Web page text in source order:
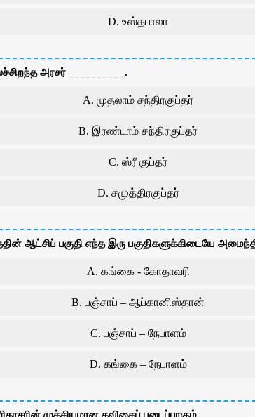
D. உஸ்தபாலா
அரசர் __________.
A. முதலாம் சந்திரகுப்தர்
B. இரண்டாம் சந்திரகுப்தர்
C. ஸ்ரீ குப்தர்
D. சமுத்திரகுப்தர்
ஆட்சிப் பகுதி எந்த இரு பகுதிகளுக்கிடையே
A. கங்கை - கோதாவரி
B. பஞ்சாப் – ஆப்கானிஸ்தான்
C. பஞ்சாப் – நேபாளம்
D. கங்கை – நேபாளம்